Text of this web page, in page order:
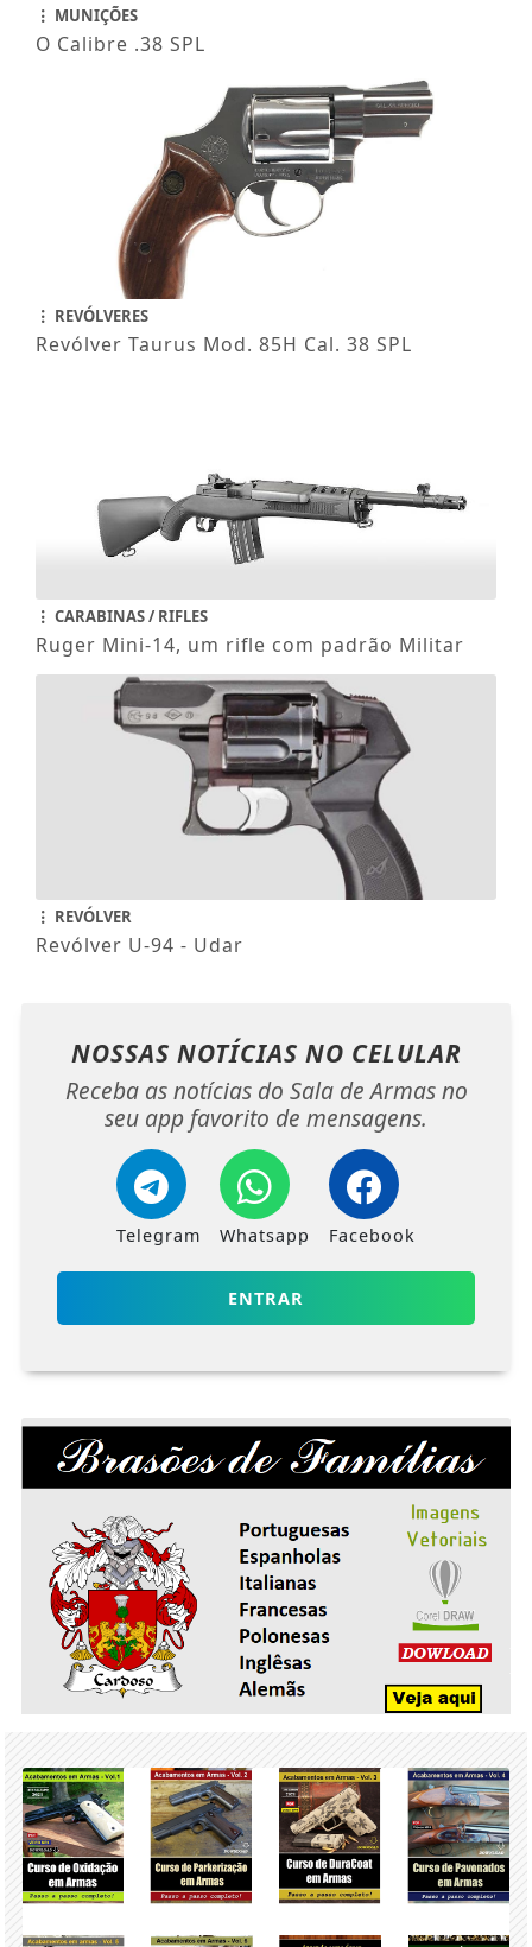
MUNIÇÕES
O Calibre .38 SPL
REVÓLVERES
Revólver Taurus Mod. 85H Cal. 38 SPL
CARABINAS / RIFLES
Ruger Mini-14, um rifle com padrão Militar
REVÓLVER
Revólver U-94 - Udar
NOSSAS NOTÍCIAS NO CELULAR
Receba as notícias do Sala de Armas no
seu app favorito de mensagens.
Telegram Whatsapp Facebook
ENTRAR